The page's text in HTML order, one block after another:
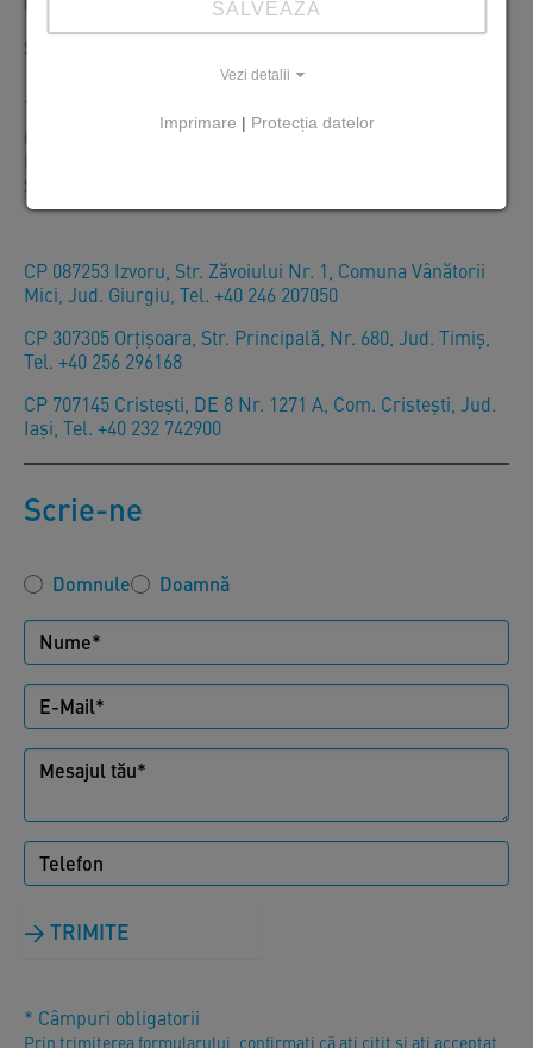
SW Umwelttechnik România S.R.L.
+40 246 207050
Orar: Luni – Vineri: 07:30–16:00
Livrări: Luni – Vineri: 07:30–20:00
Sambătă – Duminică: Închis
CP 087253 Izvoru, Str. Zăvoiului Nr. 1, Comuna Vânătorii
Mici, Jud. Giurgiu, Tel. +40 246 207050
CP 307305 Orţişoara, Str. Principală, Nr. 680, Jud. Timiş,
Tel. +40 256 296168
CP 707145 Cristești, DE 8 Nr. 1271 A, Com. Cristești, Jud.
Iași, Tel. +40 232 742900
Scrie-ne
Domnule Doamnă
TRIMITE
* Câmpuri obligatorii
Prin trimiterea formularului, confirmați că ați citit și ați acceptat
SALVEAZĂ
Vezi detalii
Imprimare | Protecția datelor